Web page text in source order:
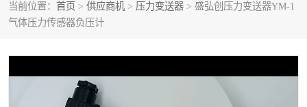
当前位置： 首页 > 供应商机 > 压力变送器 > 盛弘创压力变送器YM-1
气体压力传感器负压计
位移传感器 差压变送器